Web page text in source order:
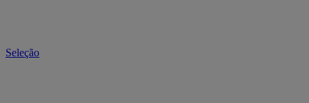
Seleção